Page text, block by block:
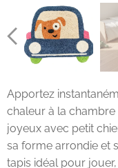
Apportez
chaleur à la
joyeux avec petit
sa forme arrondie et
tapis idéal pour